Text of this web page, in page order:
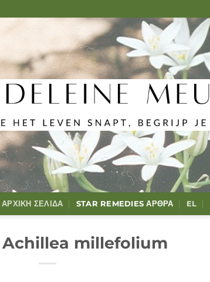
ΑΡΧΙΚΉ ΣΕΛΊΔΑ STAR REMEDIES ΆΡΘΡΑ EL
Achillea millefolium